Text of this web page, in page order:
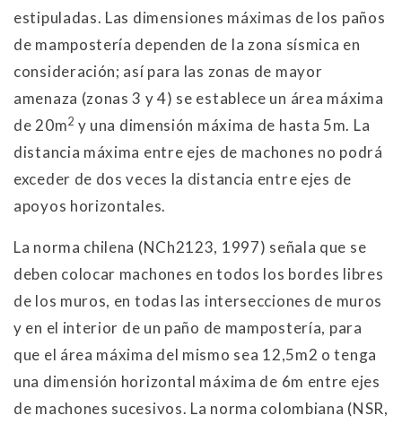
estipuladas. Las dimensiones máximas de los paños
de mampostería dependen de la zona sísmica en
consideración; así para las zonas de mayor
amenaza (zonas 3 y 4) se establece un área máxima
de 20m2 y una dimensión máxima de hasta 5m. La
distancia máxima entre ejes de machones no podrá
exceder de dos veces la distancia entre ejes de
apoyos horizontales.
La norma chilena (NCh2123, 1997) señala que se
deben colocar machones en todos los bordes libres
de los muros, en todas las intersecciones de muros
y en el interior de un paño de mampostería, para
que el área máxima del mismo sea 12,5m2 o tenga
una dimensión horizontal máxima de 6m entre ejes
de machones sucesivos. La norma colombiana (NSR,